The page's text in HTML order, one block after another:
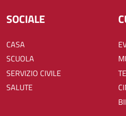
SOCIALE
CASA
SCUOLA
SERVIZIO CIVILE
SALUTE